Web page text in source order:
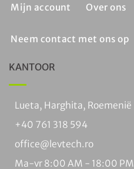
Mijn account Over ons
Neem contact met ons op
KANTOOR
Lueta, Harghita, Roemenië
+40 761 318 594
office@levtech.ro
Ma-vr 8:00 AM - 18:00 PM